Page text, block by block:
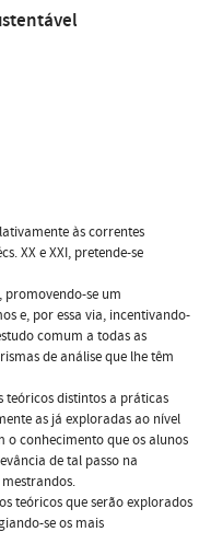
às correntes
XX e XXI, pretende-se
promovendo-se um
e, por essa via, incentivando-
comum a todas as
de análise que lhe têm
teóricos distintos a práticas
as já exploradas ao nível
o conhecimento que os alunos
de tal passo na
teóricos que serão explorados
se os mais